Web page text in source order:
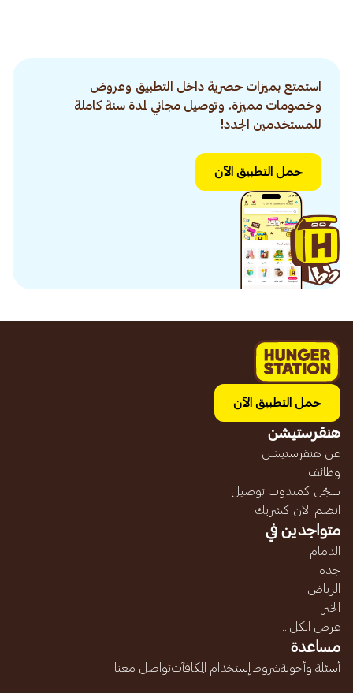
استمتع بميزات حصرية داخل التطبيق وعروض
وخصومات مميزة. وتوصيل مجاني لمدة سنة كاملة
للمستخدمين الجدد!
حمل التطبيق الآن
حمل التطبيق الآن
هنقرستيشن
عن هنقرستيشن
وظائف
سجّل كمندوب توصيل
انضم الآن كشريك
متواجدين في
الدمام
جده
الرياض
الخبر
عرض الكل...
مساعدة
أسئلة وأجوبةشروط إستخدام المكافآتتواصل معنا